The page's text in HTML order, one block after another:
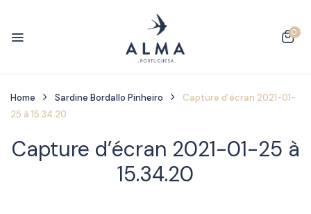
0
Home Sardine Bordallo Pinheiro
Capture d’écran 2021-01-
25 à 15.34.20
Capture d’écran 2021-01-25 à
15.34.20